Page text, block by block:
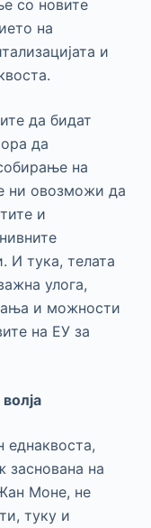
со новите
на
и
да бидат
да
на
ни овозможи да
и
И тука, телата
улога,
и можности
на ЕУ за
еднаквоста,
заснована на
Моне, не
туку и